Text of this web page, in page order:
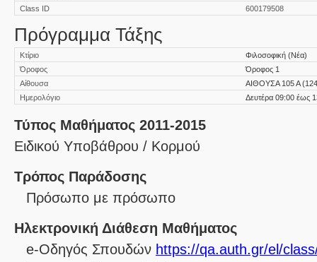
Class ID
600179508
Πρόγραμμα Τάξης
Κτίριο
Φιλοσοφική (Νέα)
Όροφος
Όροφος 1
Αίθουσα
ΑΙΘΟΥΣΑ 105 Α
Ημερολόγιο
Δευτέρα 09:00 έως
Τύπος Μαθήματος 2011-2015
Ειδικού Υποβάθρου / Κορμού
Τρόπος Παράδοσης
Πρόσωπο με πρόσωπο
Ηλεκτρονική Διάθεση Μαθήματος
e-Οδηγός Σπουδών https://qa.auth.gr/el/